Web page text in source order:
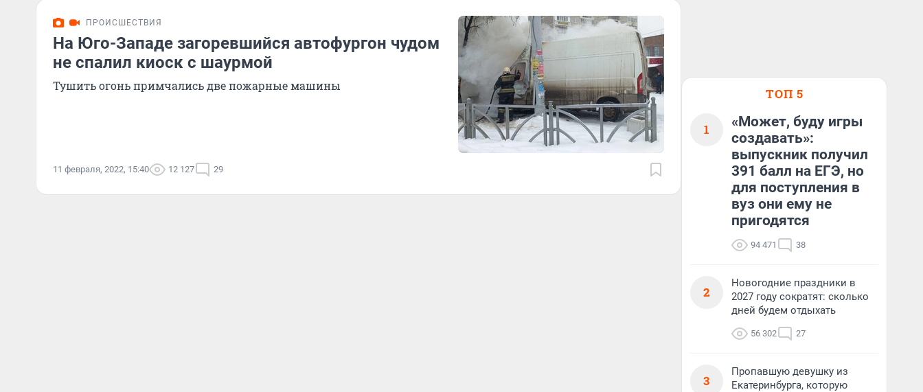
ПРОИСШЕСТВИЯ
На Юго-Западе загоревшийся автофургон чудом
не спалил киоск с шаурмой
Тушить огонь примчались две пожарные машины
11 февраля, 2022, 15:40 12 127 29
ТОП 5
1
«Может, буду игры
создавать»:
выпускник получил
391 балл на ЕГЭ, но
для поступления в
вуз они ему не
пригодятся
94 471 38
2
Новогодние праздники в
2027 году сократят: сколько
дней будем отдыхать
56 302 27
3
Пропавшую девушку из
Екатеринбурга, которую